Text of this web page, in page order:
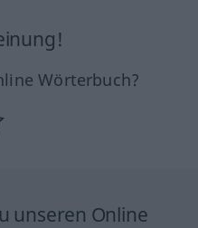
Wörterbuch?
unseren Online